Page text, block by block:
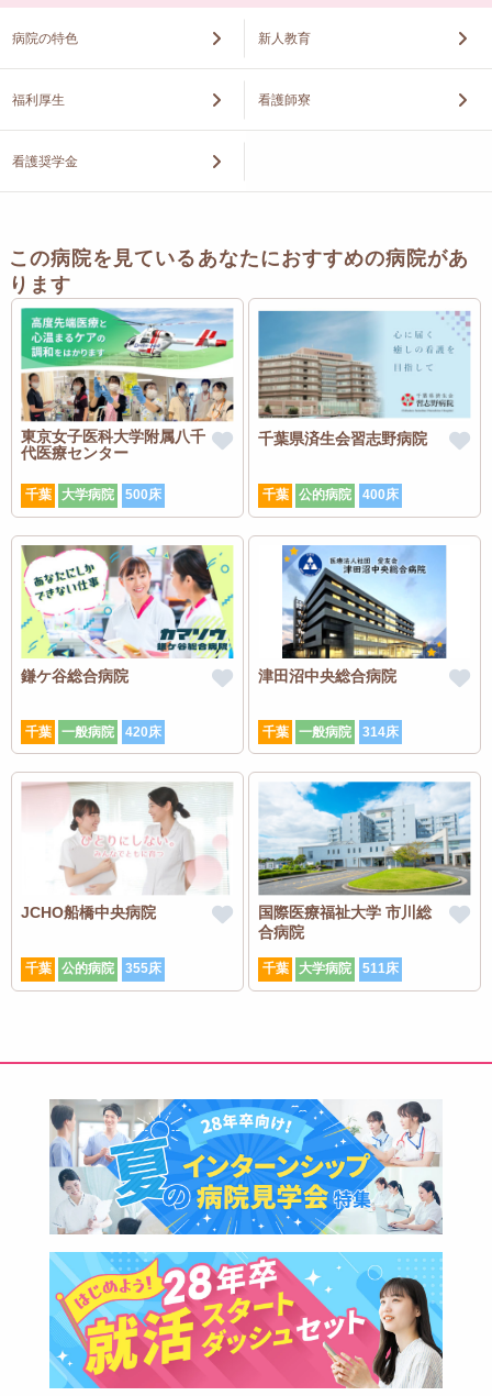
病院の特色 新人教育
福利厚生 看護師寮
看護奨学金
この病院を見ているあなたにおすすめの病院があ
ります
東京女子医科大学附属八千
代医療センター
千葉 大学病院 500床
千葉県済生会習志野病院
千葉 公的病院 400床
鎌ケ谷総合病院
千葉 一般病院 420床
津田沼中央総合病院
千葉 一般病院 314床
JCHO船橋中央病院
千葉 公的病院 355床
国際医療福祉大学 市川総
合病院
千葉 大学病院 511床